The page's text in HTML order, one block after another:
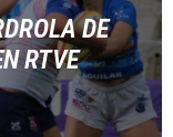
DE
RTVE